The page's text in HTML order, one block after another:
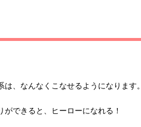
、なんなくこなせるようになります。
できると、ヒーローになれる！